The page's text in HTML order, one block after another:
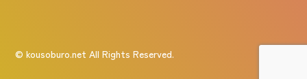
© kousoburo.net All Rights Reserved.